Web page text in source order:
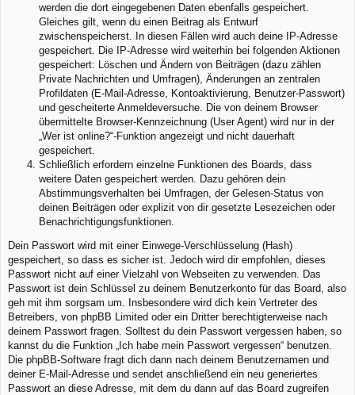
werden die dort eingegebenen Daten ebenfalls gespeichert.
Gleiches gilt, wenn du einen Beitrag als Entwurf
zwischenspeicherst. In diesen Fällen wird auch deine IP-Adresse
gespeichert. Die IP-Adresse wird weiterhin bei folgenden Aktionen
gespeichert: Löschen und Ändern von Beiträgen (dazu zählen
Private Nachrichten und Umfragen), Änderungen an zentralen
Profildaten (E-Mail-Adresse, Kontoaktivierung, Benutzer-Passwort)
und gescheiterte Anmeldeversuche. Die von deinem Browser
übermittelte Browser-Kennzeichnung (User Agent) wird nur in der
„Wer ist online?“-Funktion angezeigt und nicht dauerhaft
gespeichert.
Schließlich erfordern einzelne Funktionen des Boards, dass
weitere Daten gespeichert werden. Dazu gehören dein
Abstimmungsverhalten bei Umfragen, der Gelesen-Status von
deinen Beiträgen oder explizit von dir gesetzte Lesezeichen oder
Benachrichtigungsfunktionen.
Dein Passwort wird mit einer Einwege-Verschlüsselung (Hash)
gespeichert, so dass es sicher ist. Jedoch wird dir empfohlen, dieses
Passwort nicht auf einer Vielzahl von Webseiten zu verwenden. Das
Passwort ist dein Schlüssel zu deinem Benutzerkonto für das Board, also
geh mit ihm sorgsam um. Insbesondere wird dich kein Vertreter des
Betreibers, von phpBB Limited oder ein Dritter berechtigterweise nach
deinem Passwort fragen. Solltest du dein Passwort vergessen haben, so
kannst du die Funktion „Ich habe mein Passwort vergessen“ benutzen.
Die phpBB-Software fragt dich dann nach deinem Benutzernamen und
deiner E-Mail-Adresse und sendet anschließend ein neu generiertes
Passwort an diese Adresse, mit dem du dann auf das Board zugreifen